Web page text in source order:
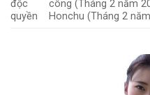
độc
quyền
công (Tháng 2 năm
Honchu (Tháng 2